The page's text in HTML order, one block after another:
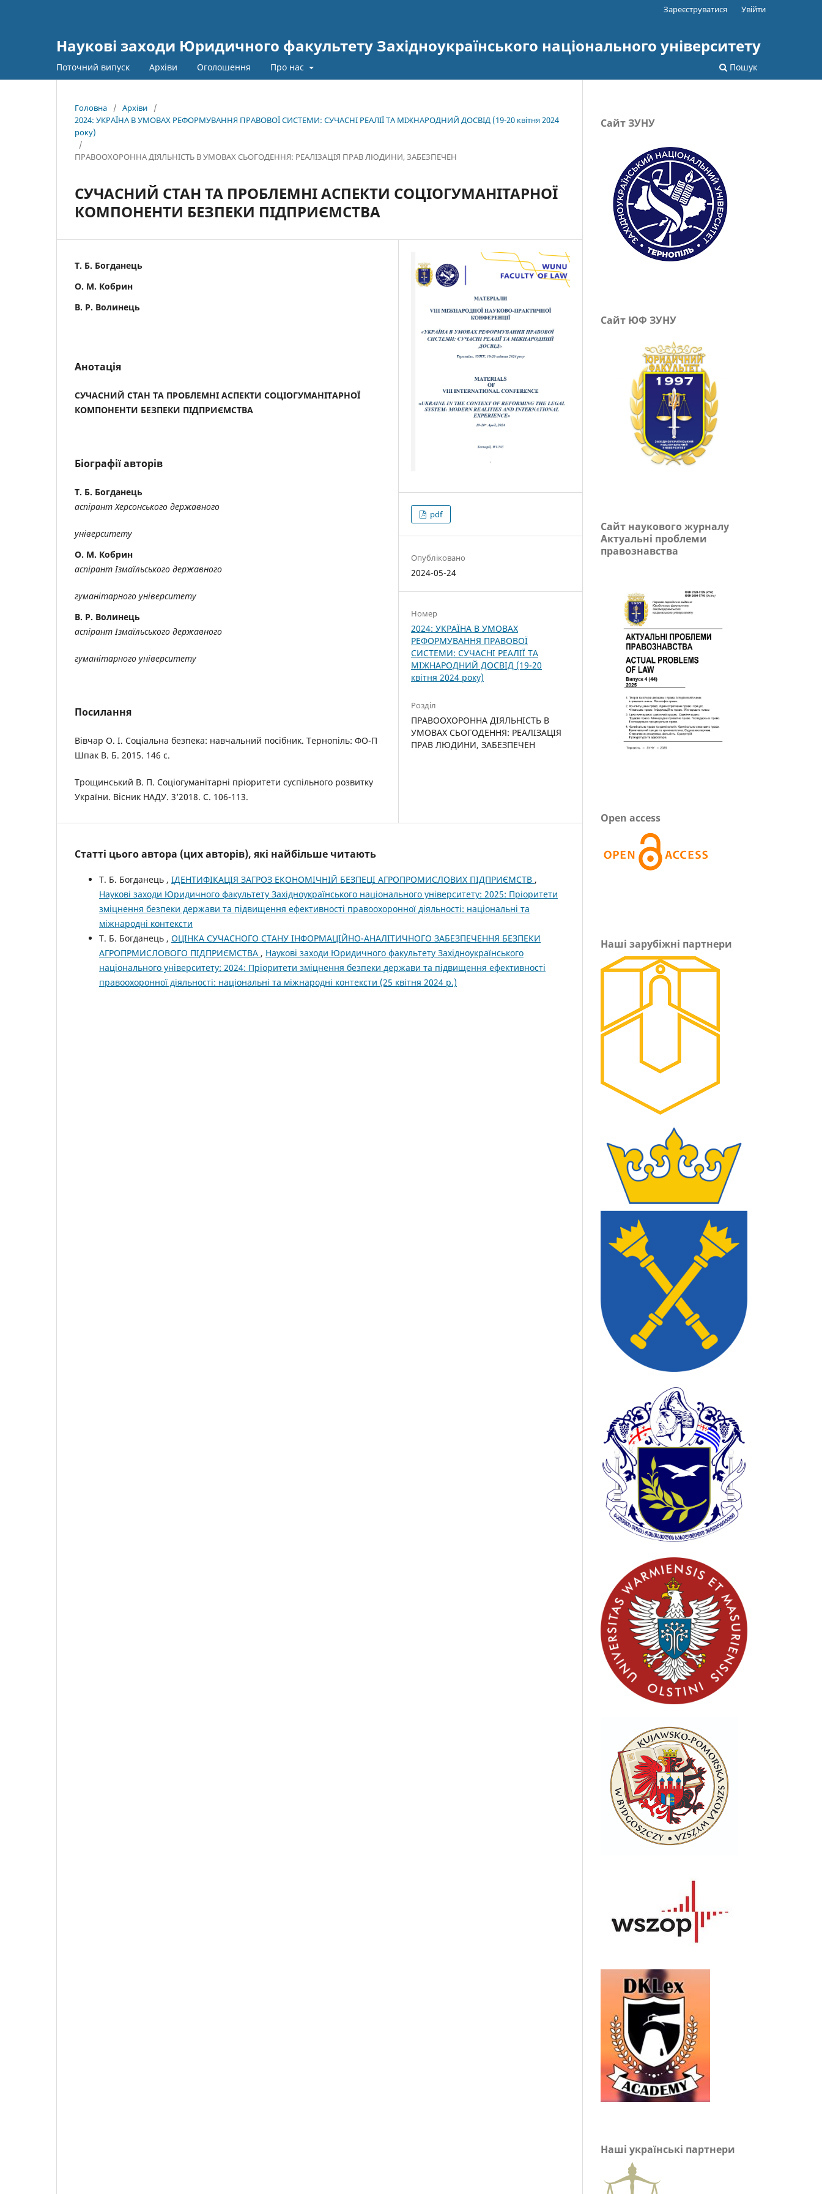
Наукові заходи Юридичного факультету Західноукраїнського національного університету
Поточний випуск Архіви Оголошення Про нас Пошук
Зареєструватися Увійти
Головна / Архіви
/
2024: УКРАЇНА В УМОВАХ РЕФОРМУВАННЯ ПРАВОВОЇ СИСТЕМИ: СУЧАСНІ РЕАЛІЇ ТА МІЖНАРОДНИЙ ДОСВІД (19-20 квітня 2024
року)
/
ПРАВООХОРОННА ДІЯЛЬНІСТЬ В УМОВАХ СЬОГОДЕННЯ: РЕАЛІЗАЦІЯ ПРАВ ЛЮДИНИ, ЗАБЕЗПЕЧЕН
СУЧАСНИЙ СТАН ТА ПРОБЛЕМНІ АСПЕКТИ СОЦІОГУМАНІТАРНОЇ
КОМПОНЕНТИ БЕЗПЕКИ ПІДПРИЄМСТВА
Т. Б. Богданець
О. М. Кобрин
В. Р. Волинець
Анотація
СУЧАСНИЙ СТАН ТА ПРОБЛЕМНІ АСПЕКТИ СОЦІОГУМАНІТАРНОЇ
КОМПОНЕНТИ БЕЗПЕКИ ПІДПРИЄМСТВА
Біографії авторів
Т. Б. Богданець
аспірант Херсонського державного
університету
О. М. Кобрин
аспірант Ізмаїльського державного
гуманітарного університету
В. Р. Волинець
аспірант Ізмаїльського державного
гуманітарного університету
Посилання
Вівчар О. І. Соціальна безпека: навчальний посібник. Тернопіль: ФО-П
Шпак В. Б. 2015. 146 с.
Трощинський В. П. Соціогуманітарні пріоритети суспільного розвитку
України. Вісник НАДУ. 3’2018. С. 106-113.
pdf
Опубліковано
2024-05-24
Номер
2024: УКРАЇНА В УМОВАХ
РЕФОРМУВАННЯ ПРАВОВОЇ
СИСТЕМИ: СУЧАСНІ РЕАЛІЇ ТА
МІЖНАРОДНИЙ ДОСВІД (19-20
квітня 2024 року)
Розділ
ПРАВООХОРОННА ДІЯЛЬНІСТЬ В
УМОВАХ СЬОГОДЕННЯ: РЕАЛІЗАЦІЯ
ПРАВ ЛЮДИНИ, ЗАБЕЗПЕЧЕН
Статті цього автора (цих авторів), які найбільше читають
Т. Б. Богданець , ІДЕНТИФІКАЦІЯ ЗАГРОЗ ЕКОНОМІЧНІЙ БЕЗПЕЦІ АГРОПРОМИСЛОВИХ ПІДПРИЄМСТВ ,
Наукові заходи Юридичного факультету Західноукраїнського національного університету: 2025: Пріоритети
зміцнення безпеки держави та підвищення ефективності правоохоронної діяльності: національні та
міжнародні контексти
Т. Б. Богданець , ОЦІНКА СУЧАСНОГО СТАНУ ІНФОРМАЦІЙНО-АНАЛІТИЧНОГО ЗАБЕЗПЕЧЕННЯ БЕЗПЕКИ
АГРОПРМИСЛОВОГО ПІДПРИЄМСТВА , Наукові заходи Юридичного факультету Західноукраїнського
національного університету: 2024: Пріоритети зміцнення безпеки держави та підвищення ефективності
правоохоронної діяльності: національні та міжнародні контексти (25 квітня 2024 р.)
Сайт ЗУНУ
Сайт ЮФ ЗУНУ
Сайт наукового журналу
Актуальні проблеми
правознавства
Open access
Наші зарубіжні партнери
Наші українські партнери